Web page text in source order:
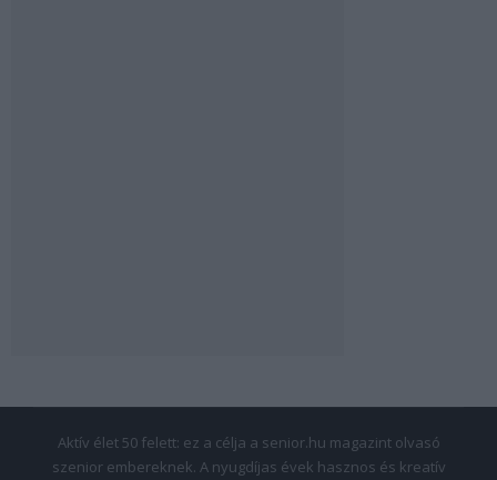
Aktív élet 50 felett: ez a célja a senior.hu magazint olvasó
szenior embereknek. A nyugdíjas évek hasznos és kreatív